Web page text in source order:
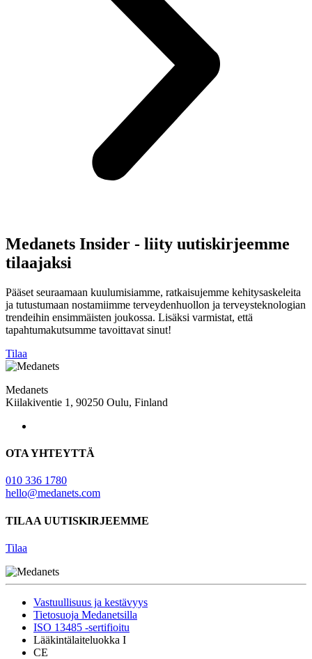
Medanets Insider - liity uutiskirjeemme
tilaajaksi
Pääset seuraamaan kuulumisiamme, ratkaisujemme kehitysaskeleita
ja tutustumaan nostamiimme terveydenhuollon ja terveysteknologian
trendeihin ensimmäisten joukossa. Lisäksi varmistat, että
tapahtumakutsumme tavoittavat sinut!
Tilaa
Medanets
Kiilakiventie 1, 90250 Oulu, Finland
OTA YHTEYTTÄ
010 336 1780
hello@medanets.com
TILAA UUTISKIRJEEMME
Tilaa
Vastuullisuus ja kestävyys
Tietosuoja Medanetsilla
ISO 13485 -sertifioitu
Lääkintälaiteluokka I
CE